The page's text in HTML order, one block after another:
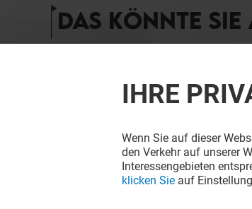
DAS KÖNNTE SIE
IHRE
Wenn Sie auf dieser
den Verkehr auf unserer
Interessengebieten
klicken Sie auf